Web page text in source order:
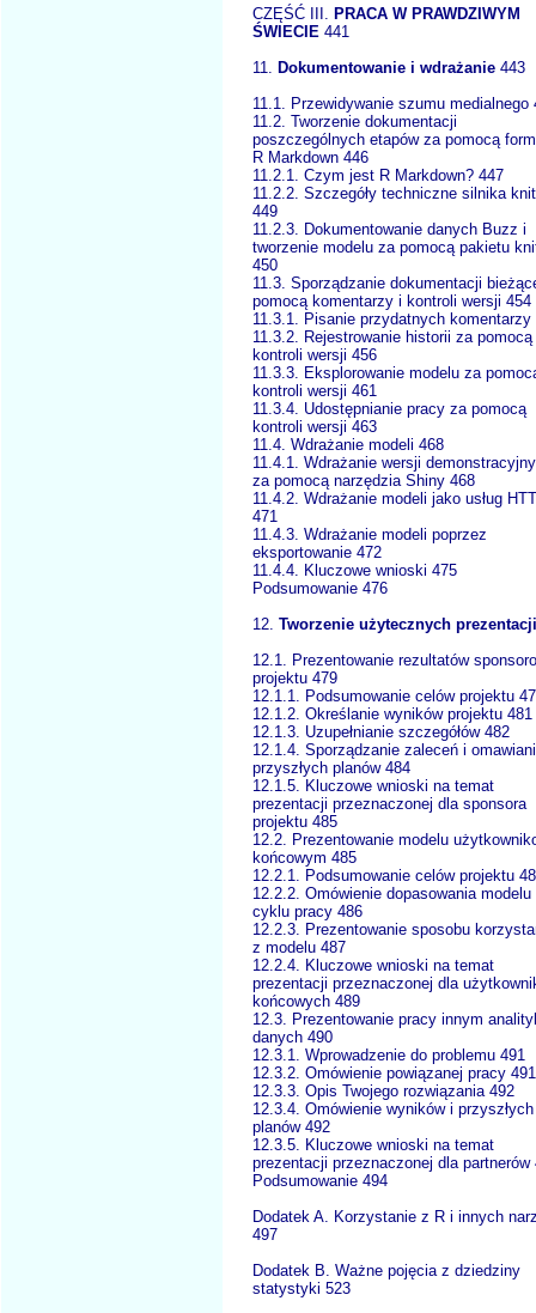
CZĘŚĆ III. PRACA W PRAWDZIWYM
ŚWIECIE 441
11.
Dokumentowanie i wdrażanie 443
11.1. Przewidywanie szumu medialnego
11.2. Tworzenie dokumentacji
poszczególnych etapów za pomocą
R Markdown 446
11.2.1. Czym jest R Markdown? 447
11.2.2. Szczegóły techniczne silnika
449
11.2.3. Dokumentowanie danych Buzz i
tworzenie modelu za pomocą pakietu
450
11.3. Sporządzanie dokumentacji
pomocą komentarzy i kontroli wersji 454
11.3.1. Pisanie przydatnych komentarzy
11.3.2. Rejestrowanie historii za pomocą
kontroli wersji 456
11.3.3. Eksplorowanie modelu za
kontroli wersji 461
11.3.4. Udostępnianie pracy za pomocą
kontroli wersji 463
11.4. Wdrażanie modeli 468
11.4.1. Wdrażanie wersji
za pomocą narzędzia Shiny 468
11.4.2. Wdrażanie modeli jako usług
471
11.4.3. Wdrażanie modeli poprzez
eksportowanie 472
11.4.4. Kluczowe wnioski 475
Podsumowanie 476
12. Tworzenie użytecznych
12.1. Prezentowanie rezultatów
projektu 479
12.1.1. Podsumowanie celów projektu
12.1.2. Określanie wyników projektu 481
12.1.3. Uzupełnianie szczegółów 482
12.1.4. Sporządzanie zaleceń i
przyszłych planów 484
12.1.5. Kluczowe wnioski na temat
prezentacji przeznaczonej dla sponsora
projektu 485
12.2. Prezentowanie modelu
końcowym 485
12.2.1. Podsumowanie celów projektu
12.2.2. Omówienie dopasowania modelu
cyklu pracy 486
12.2.3. Prezentowanie sposobu
z modelu 487
12.2.4. Kluczowe wnioski na temat
prezentacji przeznaczonej dla
końcowych 489
12.3. Prezentowanie pracy innym
danych 490
12.3.1. Wprowadzenie do problemu 491
12.3.2. Omówienie powiązanej pracy 491
12.3.3. Opis Twojego rozwiązania 492
12.3.4. Omówienie wyników i przyszłych
planów 492
12.3.5. Kluczowe wnioski na temat
prezentacji przeznaczonej dla partnerów
Podsumowanie 494
Dodatek A. Korzystanie z R i innych
497
Dodatek B. Ważne pojęcia z dziedziny
statystyki 523